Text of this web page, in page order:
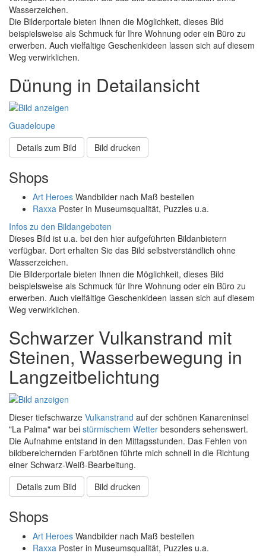
Wasserzeichen.
Die Bilderportale bieten Ihnen die Möglichkeit, dieses Bild
beispielsweise als Schmuck für Ihre Wohnung oder ein Büro zu
erwerben. Auch vielfältige Geschenkideen lassen sich auf diesem
Weg verwirklichen.
Dünung in Detailansicht
Guadeloupe
Details zum Bild
Bild drucken
Shops
Art Heroes Wandbilder nach Maß bestellen
Raxxa Poster in Museumsqualität, Puzzles u.a.
Infos zu den Bildangeboten
Dieses Bild ist u.a. bei den hier aufgeführten Bildanbietern
verfügbar. Dort erhalten Sie das Bild selbstverständlich ohne
Wasserzeichen.
Die Bilderportale bieten Ihnen die Möglichkeit, dieses Bild
beispielsweise als Schmuck für Ihre Wohnung oder ein Büro zu
erwerben. Auch vielfältige Geschenkideen lassen sich auf diesem
Weg verwirklichen.
Schwarzer Vulkanstrand mit
Steinen, Wasserbewegung in
Langzeitbelichtung
Dieser tiefschwarze Vulkanstrand auf der schönen Kanareninsel
"La Palma" war bei stürmischem Wetter besonders sehenswert.
Die Aufnahme entstand in den Mittagsstunden. Das Fehlen von
bildbereichernden Farbtönen führte mich schnell in die Richtung
einer Schwarz-Weiß-Bearbeitung.
Details zum Bild
Bild drucken
Shops
Art Heroes Wandbilder nach Maß bestellen
Raxxa Poster in Museumsqualität, Puzzles u.a.